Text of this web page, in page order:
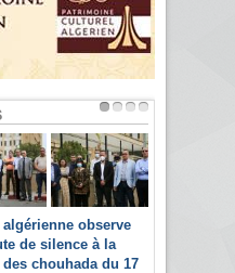
algérienne observe
de silence à la
chouhada du 17